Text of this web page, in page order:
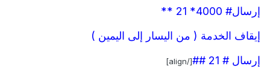
إرسال# 4000* 21 **
إيقاف الخدمة ( من اليسار إلى اليمين )
إرسال # 21 ##
[/align]